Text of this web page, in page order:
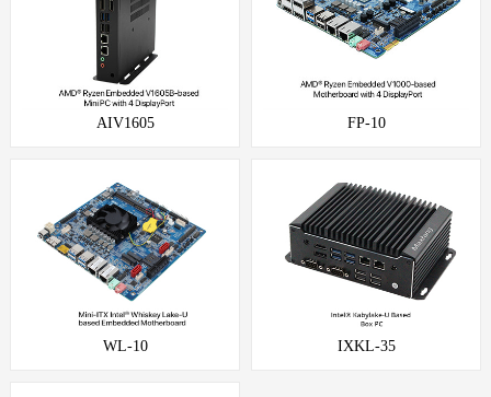
AIV1605 FP-10
WL-10 IXKL-35